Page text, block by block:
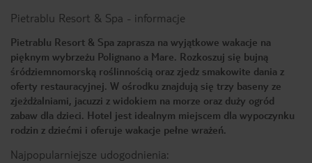
Pietrablu Resort & Spa - informacje
Pietrablu Resort & Spa zaprasza na wyjątkowe wakacje na
pięknym wybrzeżu Polignano a Mare. Rozkoszuj się bujną
śródziemnomorską roślinnością oraz zjedz smakowite dania z
oferty restauracyjnej. W ośrodku znajdują się trzy baseny ze
zjeżdżalniami, jacuzzi z widokiem na morze oraz duży ogród
zabaw dla dzieci. Hotel jest idealnym miejscem dla wypoczynku
rodzin z dziećmi i oferuje wakacje pełne wrażeń.
Najpopularniejsze udogodnienia: